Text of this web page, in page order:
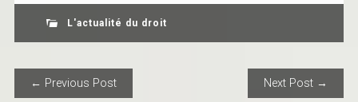
L'actualité du droit
POST NAVIGATION
← Previous Post Next Post →